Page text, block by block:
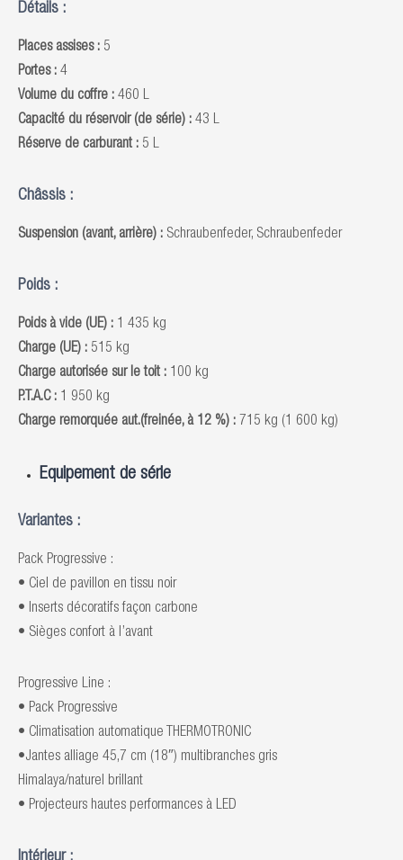
Détails :
Places assises : 5
Portes : 4
Volume du coffre : 460 L
Capacité du réservoir (de série) : 43 L
Réserve de carburant : 5 L
Châssis :
Suspension (avant, arrière) : Schraubenfeder, Schraubenfeder
Poids :
Poids à vide (UE) : 1 435 kg
Charge (UE) : 515 kg
Charge autorisée sur le toit : 100 kg
P.T.A.C : 1 950 kg
Charge remorquée aut.(freinée, à 12 %) : 715 kg (1 600 kg)
Equipement de série
Variantes :
Pack Progressive :
• Ciel de pavillon en tissu noir
• Inserts décoratifs façon carbone
• Sièges confort à l’avant
Progressive Line :
• Pack Progressive
• Climatisation automatique THERMOTRONIC
•Jantes alliage 45,7 cm (18″) multibranches gris
Himalaya/naturel brillant
• Projecteurs hautes performances à LED